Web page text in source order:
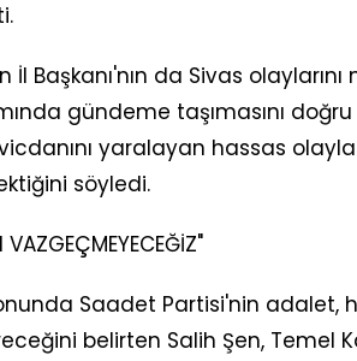
İl Başkanı'nın da Sivas
gündeme taşımasını
yaralayan hassas
söyledi.
VAZGEÇMEYECEĞİZ"
Saadet Partisi'nin adalet,
belirten Salih Şen, Temel